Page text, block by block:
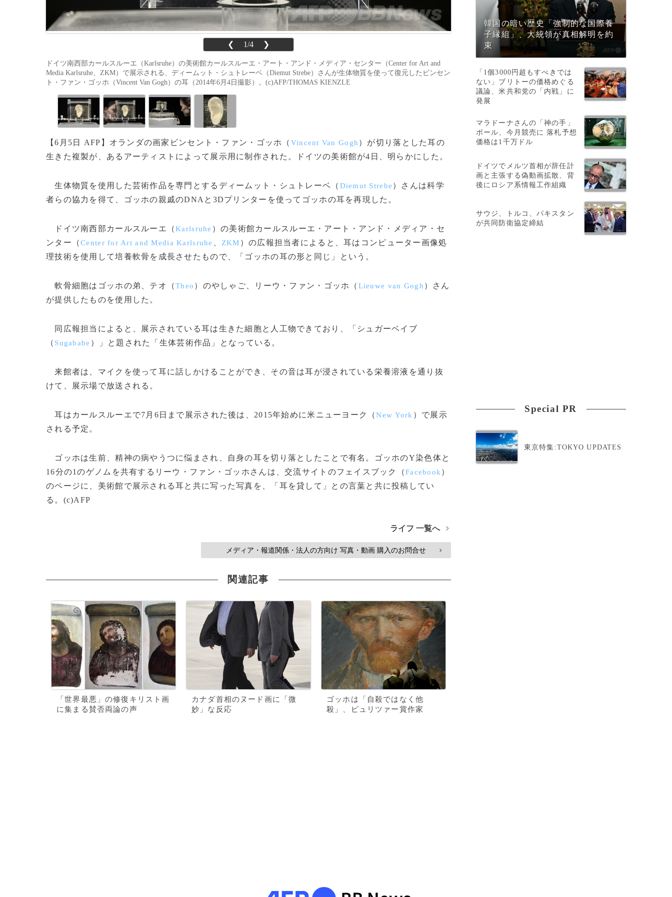
❮ 1/4 ❯
ドイツ南西部カールスルーエ（Karlsruhe）の美術館カールスルーエ・アート・アンド・メディア・センター（Center for Art and
Media Karlsruhe、ZKM）で展示される、ディームット・シュトレーベ（Diemut Strebe）さんが生体物質を使って復元したビンセン
ト・ファン・ゴッホ（Vincent Van Gogh）の耳（2014年6月4日撮影）。(c)AFP/THOMAS KIENZLE
【6月5日 AFP】オランダの画家ビンセント・ファン・ゴッホ（ Vincent Van Gogh ）が切り落とした耳の
生きた複製が、あるアーティストによって展示用に制作された。ドイツの美術館が4日、明らかにした。
生体物質を使用した芸術作品を専門とするディームット・シュトレーベ（ Diemut Strebe ）さんは科学
者らの協力を得て、ゴッホの親戚のDNAと3Dプリンターを使ってゴッホの耳を再現した。
ドイツ南西部カールスルーエ（Karlsruhe ）の美術館カールスルーエ・アート・アンド・メディア・セ
ンター（Center for Art and Media Karlsruhe ZKM ）の広報担当者によると、耳はコンピューター画像処
理技術を使用して培養軟骨を成長させたもので、「ゴッホの耳の形と同じ」という。
軟骨細胞はゴッホの弟、テオ（Theo ）のやしゃご、リーウ・ファン・ゴッホ（ Lieuwe van Gogh ）さん
が提供したものを使用した。
同広報担当によると、展示されている耳は生きた細胞と人工物できており、「シュガーベイブ
（ Sugababe ）」と題された「生体芸術作品」となっている。
来館者は、マイクを使って耳に話しかけることができ、その音は耳が浸されている栄養溶液を通り抜
けて、展示場で放送される。
耳はカールスルーエで7月6日まで展示された後は、2015年始めに米ニューヨーク（New York ）で展示
される予定。
ゴッホは生前、精神の病やうつに悩まされ、自身の耳を切り落としたことで有名。ゴッホのY染色体と
16分の1のゲノムを共有するリーウ・ファン・ゴッホさんは、交流サイトのフェイスブック（Facebook ）
のページに、美術館で展示される耳と共に写った写真を、「耳を貸して」との言葉と共に投稿してい
る。(c)AFP
ライフ 一覧へ >
メディア・報道関係・法人の方向け 写真・動画 購入のお問合せ >
関連記事
「世界最悪」の修復キリスト画
に集まる賛否両論の声
カナダ首相のヌード画に「微
妙」な反応
ゴッホは「自殺ではなく他
殺」、ピュリツァー賞作家
韓国の暗い歴史「強制的な国際養
子縁組」、大統領が真相解明を約
束
「1個3000円超もすべきでは
ない」ブリトーの価格めぐる
議論、米共和党の「内戦」に
発展
マラドーナさんの「神の手」
ボール、今月競売に 落札予想
価格は1千万ドル
ドイツでメルツ首相が辞任計
画と主張する偽動画拡散、背
後にロシア系情報工作組織
サウジ、トルコ、パキスタン
が共同防衛協定締結
Special PR
東京特集:TOKYO UPDATES